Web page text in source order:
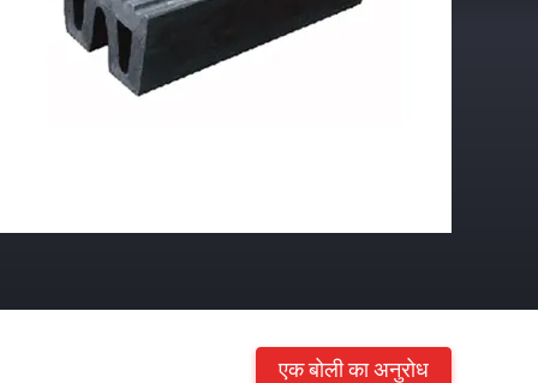
एक बोली का अनुरोध